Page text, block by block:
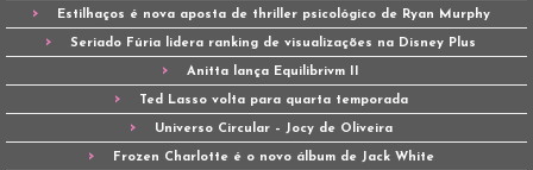
Estilhaços é nova aposta de thriller psicológico de Ryan Murphy
Seriado Fúria lidera ranking de visualizações na Disney Plus
Anitta lança Equilibrivm II
Ted Lasso volta para quarta temporada
Universo Circular – Jocy de Oliveira
Frozen Charlotte é o novo álbum de Jack White